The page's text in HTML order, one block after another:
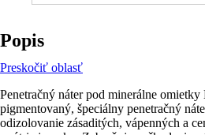
Popis
Preskočiť oblasť
Penetračný náter pod minerálne
pigmentovaný, špeciálny penetračný
odizolovanie zásaditých, vápenných a